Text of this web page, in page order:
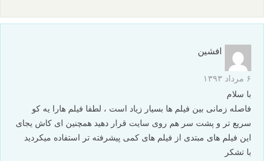
افشین
۶ مرداد ۱۳۹۳
با سلام
فاصله زمانی بین فیلم ها بسیار زیاد است ، لطفا فیلم هارا یه کو
سریع تر و پشت سر هم روی سایت قرار دهید همچنین ای کاش یجای
این فیلم های مبتدی از فیلم های کمی پیشرفته تر استفاده میکردید
با تشکر